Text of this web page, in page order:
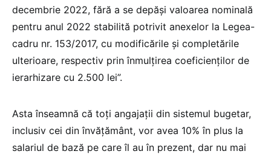
decembrie 2022, fără a se depăși valoarea nominală
pentru anul 2022 stabilită potrivit anexelor la Legea-
cadru nr. 153/2017, cu modificările şi completările
ulterioare, respectiv prin înmulțirea coeficienților de
ierarhizare cu 2.500 lei”.
Asta înseamnă că toți angajații din sistemul bugetar,
inclusiv cei din învățământ, vor avea 10% în plus la
salariul de bază pe care îl au în prezent, dar nu mai